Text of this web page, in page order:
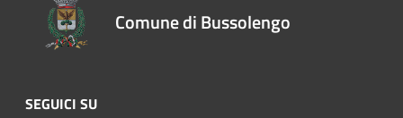
Comune di Bussolengo
SEGUICI SU